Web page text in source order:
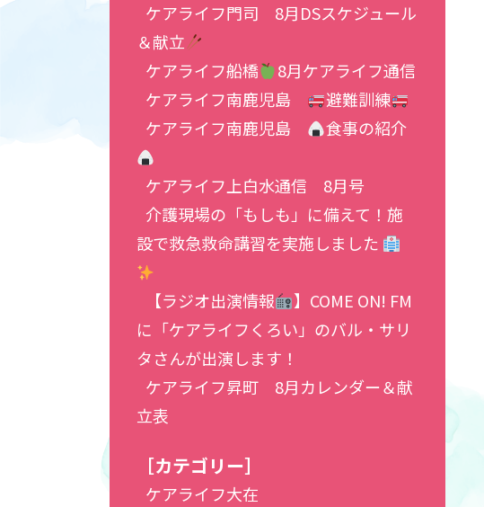
ケアライフ門司 8月DSスケジュール
＆献立
ケアライフ船橋
8月ケアライフ通信
ケアライフ南鹿児島
避難訓練
ケアライフ南鹿児島
食事の紹介
ケアライフ上白水通信 8月号
介護現場の「もしも」に備えて！施
設で救急救命講習を実施しました
【ラジオ出演情報
】COME ON! FM
に「ケアライフくろい」のバル・サリ
タさんが出演します！
ケアライフ昇町 8月カレンダー＆献
立表
［カテゴリー］
ケアライフ大在